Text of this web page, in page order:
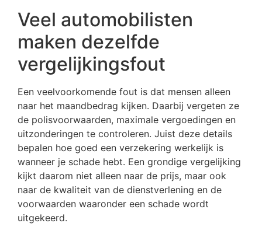
Veel automobilisten
maken dezelfde
vergelijkingsfout
Een veelvoorkomende fout is dat mensen alleen
naar het maandbedrag kijken. Daarbij vergeten ze
de polisvoorwaarden, maximale vergoedingen en
uitzonderingen te controleren. Juist deze details
bepalen hoe goed een verzekering werkelijk is
wanneer je schade hebt. Een grondige vergelijking
kijkt daarom niet alleen naar de prijs, maar ook
naar de kwaliteit van de dienstverlening en de
voorwaarden waaronder een schade wordt
uitgekeerd.